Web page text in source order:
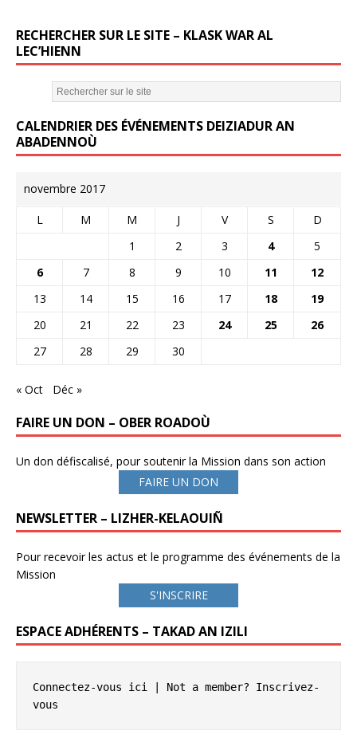
RECHERCHER SUR LE SITE – KLASK WAR AL
LEC’HIENN
CALENDRIER DES ÉVÉNEMENTS DEIZIADUR AN
ABADENNOÙ
novembre 2017
L M M J V S
D
1
2 3 4
5
6
7 8 9 10 11
12
13
14 15 16 17 18
19
20
21 22 23 24 25
26
27
28 29 30
« Oct Déc »
FAIRE UN DON – OBER ROADOÙ
Un don défiscalisé, pour soutenir la Mission dans son action
FAIRE UN DON
NEWSLETTER – LIZHER-KELAOUIÑ
Pour recevoir les actus et le programme des événements de la
Mission
S'INSCRIRE
ESPACE ADHÉRENTS – TAKAD AN IZILI
Connectez-vous ici | Not a member? Inscrivez-
vous